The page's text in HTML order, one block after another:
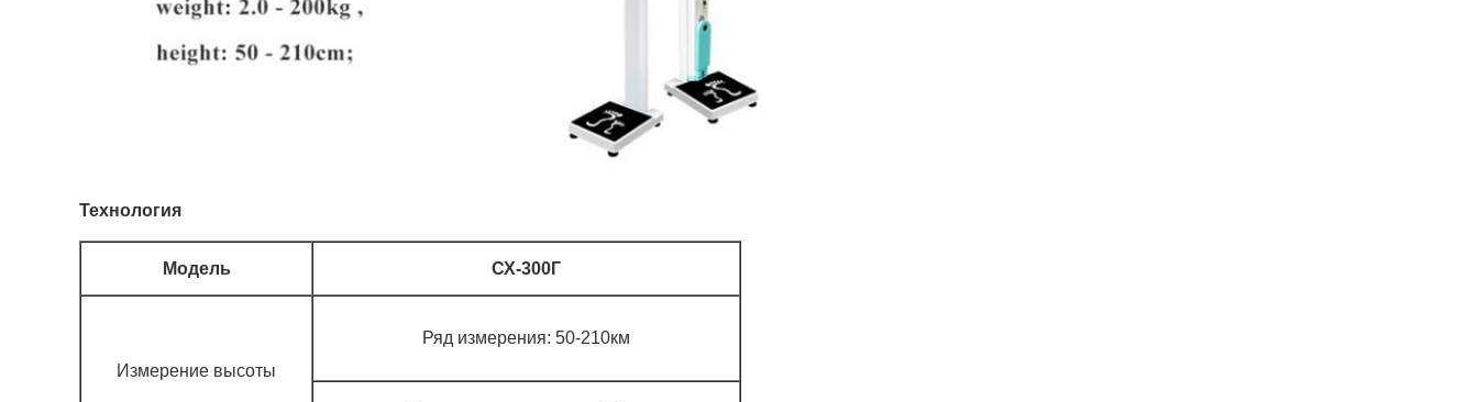
Технология
Модель СХ-300Г
Измерение высоты
Ряд измерения: 50-210км